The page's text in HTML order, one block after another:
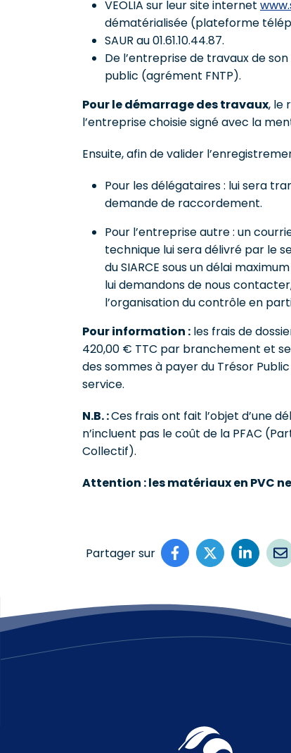
VEOLIA sur leur site internet
dématérialisée (plateforme
SAUR au 01.61.10.44.87.
De l’entreprise de travaux de
public (agrément FNTP).
Pour le démarrage des travaux, le
l’entreprise choisie signé avec la
Ensuite, afin de valider
Pour les délégataires : lui sera
demande de raccordement.
Pour l’entreprise autre : un
technique lui sera délivré par le
du SIARCE sous un délai
lui demandons de nous
l’organisation du contrôle en
Pour information : les frais de
420,00 € TTC par branchement et
des sommes à payer du Trésor
service.
N.B. :Ces frais ont fait l’objet d’une
n’incluent pas le coût de la PFAC
Collectif).
Attention : les matériaux en PVC
Partager sur